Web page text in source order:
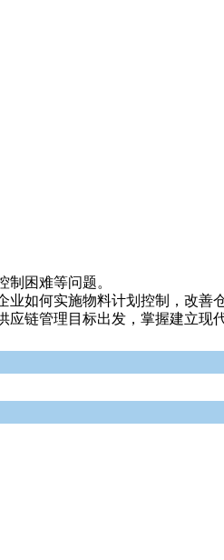
困难等问题。
如何实施物料计划控制，改
链管理目标出发，掌握建立